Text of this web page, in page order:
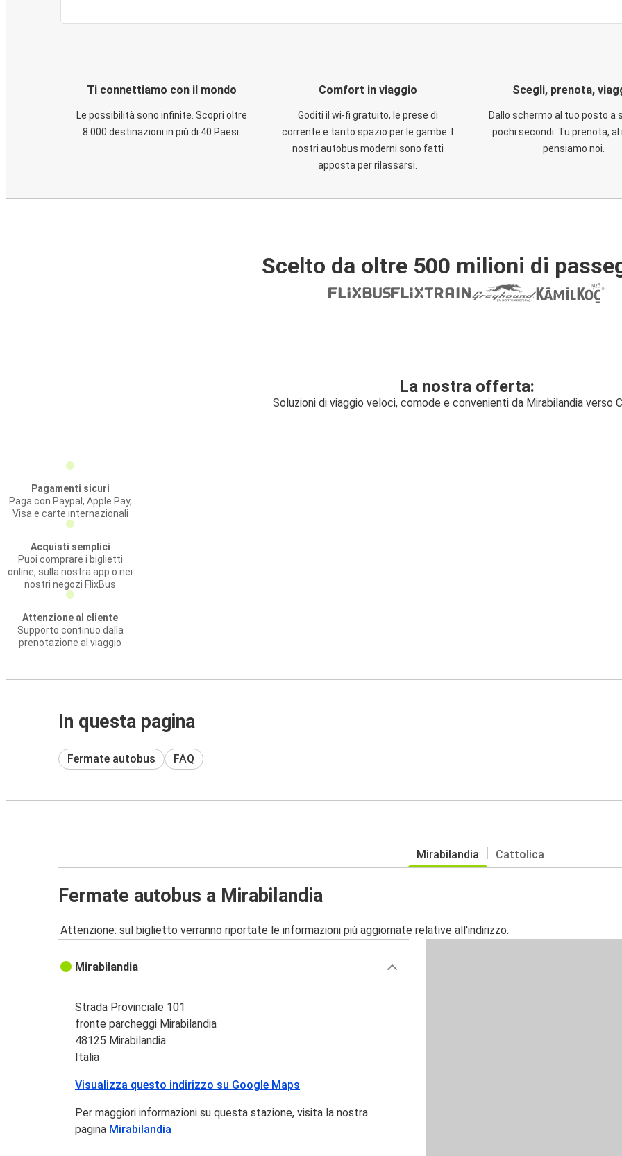
Ti connettiamo con il mondo
Le possibilità sono infinite. Scopri oltre
8.000 destinazioni in più di 40 Paesi.
Comfort in viaggio
Goditi il wi-fi gratuito, le prese di
corrente e tanto spazio per le gambe. I
nostri autobus moderni sono fatti
apposta per rilassarsi.
Scegli, prenota,
Dallo schermo al tuo posto a
pochi secondi. Tu prenota,
pensiamo noi.
Scelto da oltre 500 milioni di
La nostra offerta:
Soluzioni di viaggio veloci, comode e convenienti da Mirabilandia verso
Pagamenti sicuri
Paga con Paypal, Apple Pay,
Visa e carte internazionali
Acquisti semplici
Puoi comprare i biglietti
online, sulla nostra app o nei
nostri negozi FlixBus
Attenzione al cliente
Supporto continuo dalla
prenotazione al viaggio
In questa pagina
Fermate autobus FAQ
Mirabilandia Cattolica
Fermate autobus a Mirabilandia
Attenzione: sul biglietto verranno riportate le informazioni più aggiornate relative all'indirizzo.
Mirabilandia
Strada Provinciale 101
fronte parcheggi Mirabilandia
48125 Mirabilandia
Italia
Visualizza questo indirizzo su Google Maps
Per maggiori informazioni su questa stazione, visita la nostra
pagina Mirabilandia